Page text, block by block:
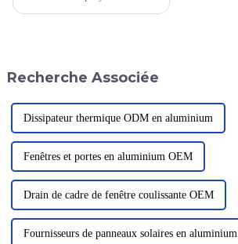
inhérente, de leur légèreté et de
Recherche Associée
Dissipateur thermique ODM en aluminium
Fenêtres et portes en aluminium OEM
Drain de cadre de fenêtre coulissante OEM
Fournisseurs de panneaux solaires en aluminium